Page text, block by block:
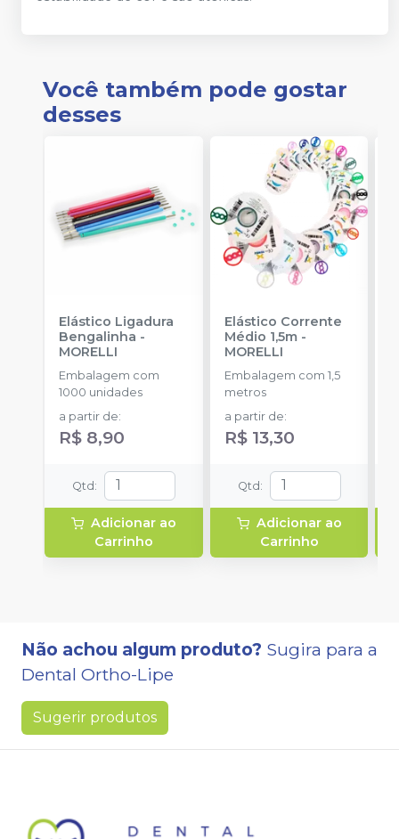
Você também pode gostar
desses
Elástico Ligadura
Bengalinha -
MORELLI
Embalagem com
1000 unidades
a partir de:
R$ 8,90
Qtd :
Adicionar ao
Carrinho
Elástico Corrente
Médio 1,5m-
MORELLI
Embalagem com 1,5
metros
a partir de:
R$ 13,30
Qtd :
Adicionar ao
Carrinho
Não achou algum produto? Sugira para a
Dental Ortho-Lipe
Sugerir produtos